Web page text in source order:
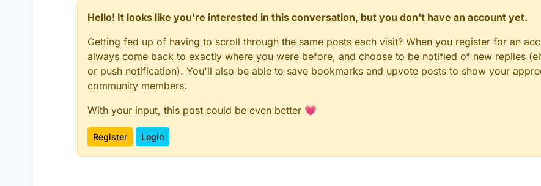
Hello! It looks like you're interested in this conversation, but you don't have an account yet.
Getting fed up of having to scroll through the same posts each visit? When you register for an
always come back to exactly where you were before, and choose to be notified of new replies
or push notification). You'll also be able to save bookmarks and upvote posts to show your
community members.
With your input, this post could be even better 💗
Register Login